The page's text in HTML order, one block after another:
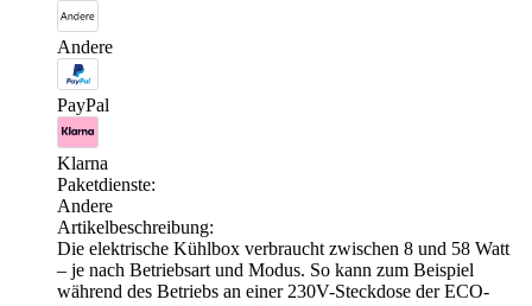
Andere
PayPal
Klarna
Paketdienste:
Andere
Artikelbeschreibung:
Die elektrische Kühlbox verbraucht zwischen 8 und 58 Watt
– je nach Betriebsart und Modus. So kann zum Beispiel
während des Betriebs an einer 230V-Steckdose der ECO-